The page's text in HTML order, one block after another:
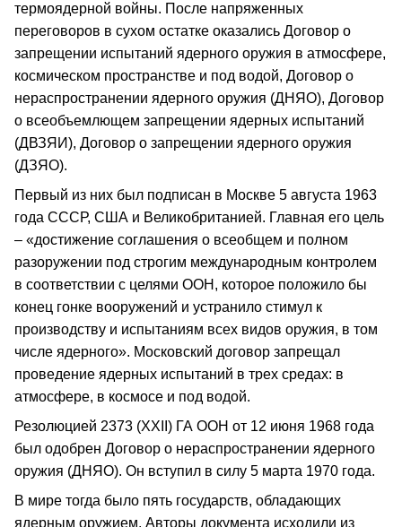
термоядерной войны. После напряженных
переговоров в сухом остатке оказались Договор о
запрещении испытаний ядерного оружия в атмосфере,
космическом пространстве и под водой, Договор о
нераспространении ядерного оружия (ДНЯО), Договор
о всеобъемлющем запрещении ядерных испытаний
(ДВЗЯИ), Договор о запрещении ядерного оружия
(ДЗЯО).
Первый из них был подписан в Москве 5 августа 1963
года СССР, США и Великобританией. Главная его цель
– «достижение соглашения о всеобщем и полном
разоружении под строгим международным контролем
в соответствии с целями ООН, которое положило бы
конец гонке вооружений и устранило стимул к
производству и испытаниям всех видов оружия, в том
числе ядерного». Московский договор запрещал
проведение ядерных испытаний в трех средах: в
атмосфере, в космосе и под водой.
Резолюцией 2373 (XXII) ГА ООН от 12 июня 1968 года
был одобрен Договор о нераспространении ядерного
оружия (ДНЯО). Он вступил в силу 5 марта 1970 года.
В мире тогда было пять государств, обладающих
ядерным оружием. Авторы документа исходили из